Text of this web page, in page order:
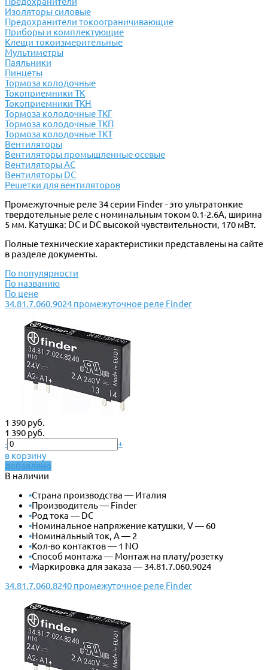
Изоляторы силовые
Предохранители токоограничивающие
Приборы и комплектующие
Клещи токоизмерительные
Мультиметры
Паяльники
Пинцеты
Тормоза колодочные
Токоприемники ТК
Токоприемники ТКН
Тормоза колодочные ТКГ
Тормоза колодочные ТКП
Тормоза колодочные ТКТ
Вентиляторы
Вентиляторы промышленные осевые
Вентиляторы АС
Вентиляторы DC
Решетки для вентиляторов
Промежуточные реле 34 серии Finder - это ультратонкие
твердотельные реле с номинальным током 0.1-2.6А, ширина
5 мм. Катушка: DC и DC высокой чувствительности, 170 мВт.
Полные технические характеристики представлены на сайте
в разделе документы.
По популярности
По названию
По цене
34.81.7.060.9024 промежуточное реле Finder
1 390 руб.
1 390 руб.
-
+
в корзину
добавлено
В наличии
•Страна производства — Италия
•Производитель — Finder
•Род тока — DC
•Номинальное напряжение катушки, V — 60
•Номинальный ток, А — 2
•Кол-во контактов — 1 NO
•Способ монтажа — Монтаж на плату/розетку
•Маркировка для заказа — 34.81.7.060.9024
34.81.7.060.8240 промежуточное реле Finder